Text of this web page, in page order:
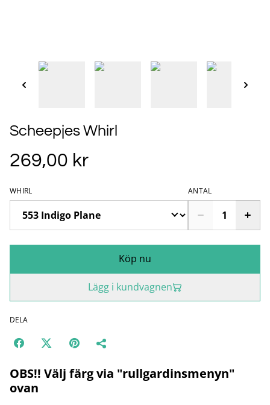
Scheepjes Whirl
269,00 kr
WHIRL ANTAL
Köp nu
Lägg i kundvagnen
DELA
OBS!! Välj färg via "rullgardinsmenyn"
ovan